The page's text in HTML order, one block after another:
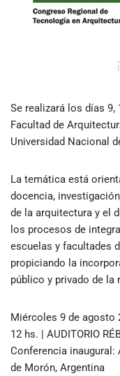
Se realizará los días 9,
Facultad de
Universidad Nacional
La temática está
docencia,
de la arquitectura y el
los procesos de
escuelas y facultades
propiciando la
público y privado de la
Miércoles 9 de agosto
12 hs. | AUDITORIO
Conferencia inaugural:
de Morón, Argentina